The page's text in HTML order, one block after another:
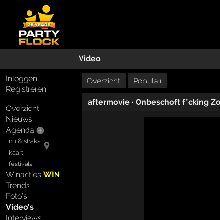
Video
Inloggen
Registreren
Overzicht
Nieuws
Agenda
nu & straks
kaart
festivals
WinactiesWIN
Trends
Foto's
Video's
Interviews
Overzicht Populair
aftermovie· Onbeschoft f*cking